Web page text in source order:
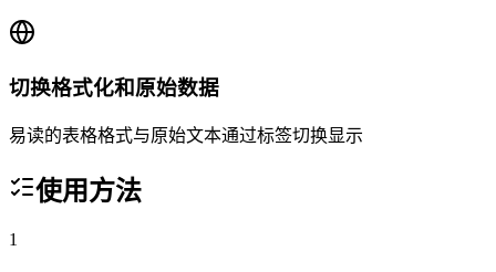
切换格式化和原始数据
易读的表格格式与原始文本通过标签切换显示
使用方法
1